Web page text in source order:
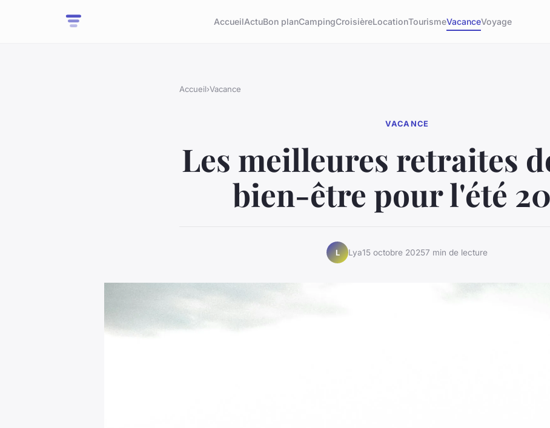
AccueilActuBon planCampingCroisièreLocationTourismeVacanceVoyage
Accueil›Vacance
VACANCE
Les meilleures retraites
bien-être pour l'été
L Lya15 octobre 20257 min de lecture